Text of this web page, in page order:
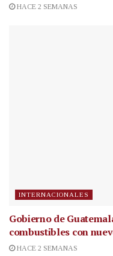
HACE 2 SEMANAS
INTERNACIONALES
Gobierno de
combustibles con
HACE 2 SEMANAS